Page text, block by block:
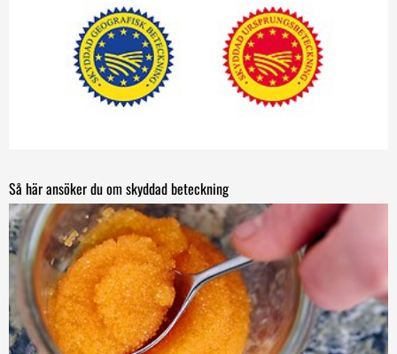
Så här ansöker du om skyddad beteckning